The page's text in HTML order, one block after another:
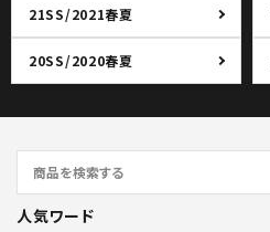
21SS/2021春夏
20SS/2020春夏
人気ワード